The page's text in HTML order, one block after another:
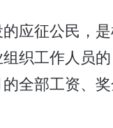
应征公民，
织工作人员
全部工资、